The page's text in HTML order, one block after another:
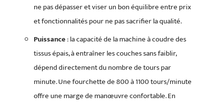
ne pas dépasser et viser un bon équilibre entre prix
et fonctionnalités pour ne pas sacrifier la qualité.
Puissance: la capacité de la machine à coudre des
tissus épais, à entraîner les couches sans faiblir,
dépend directement du nombre de tours par
minute. Une fourchette de 800 à 1100 tours/minute
offre une marge de manœuvre confortable. En